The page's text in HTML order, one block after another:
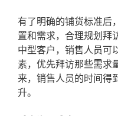
有了明确的铺货标准后
置和需求，合理规划拜
中型客户，销售人员可
素，优先拜访那些需求
来，销售人员的时间得
升。